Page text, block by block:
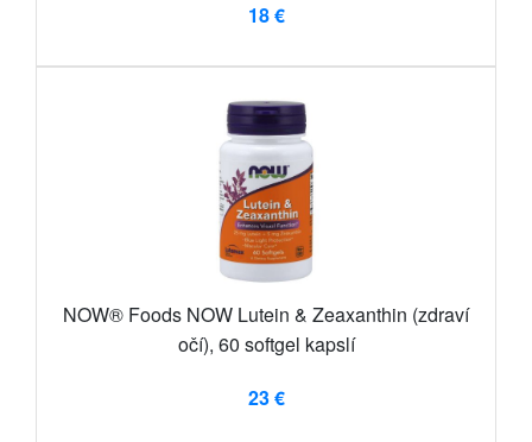
18 €
NOW® Foods NOW Lutein & Zeaxanthin (zdraví
očí), 60 softgel kapslí
23 €